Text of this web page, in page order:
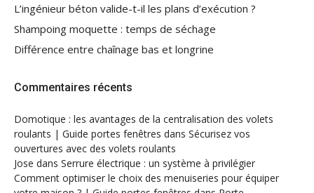
L’ingénieur béton valide-t-il les plans d’exécution ?
Shampoing moquette : temps de séchage
Différence entre chaînage bas et longrine
Commentaires récents
Domotique : les avantages de la centralisation des volets
roulants | Guide portes fenêtres dans Sécurisez vos
ouvertures avec des volets roulants
Jose dans Serrure électrique : un système à privilégier
Comment optimiser le choix des menuiseries pour équiper